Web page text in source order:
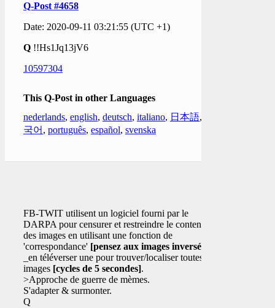
Q-Post #4658
Date: 2020-09-11 03:21:55 (UTC +1)
Q !!Hs1Jq13jV6
10597304
This Q-Post in other Languages
nederlands, english, deutsch, italiano, 日本語,
국어 , português, español, svenska
FB-TWIT utilisent un logiciel fourni par le
DARPA pour censurer et restreindre le contenu
des images en utilisant une fonction de
'correspondance' [pensez aux images inversées]
_en téléverser une pour trouver/localiser toutes les
images [cycles de 5 secondes].
>Approche de guerre de mèmes.
S'adapter & surmonter.
Q